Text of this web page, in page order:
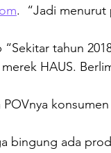
.  “Jadi
“Sekitar tahun
HAUS.
POVnya
bingung ada